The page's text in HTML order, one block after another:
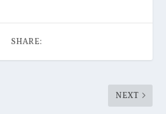
SHARE:
NEXT